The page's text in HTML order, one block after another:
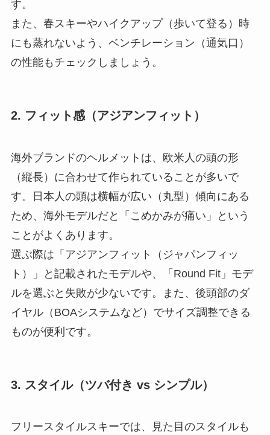
す。
また、春スキーやハイクアップ（歩いて登る）時
にも蒸れないよう、ベンチレーション（通気口）
の性能もチェックしましょう。
2. フィット感（アジアンフィット）
海外ブランドのヘルメットは、欧米人の頭の形
（縦長）に合わせて作られていることが多いで
す。日本人の頭は横幅が広い（丸型）傾向にある
ため、海外モデルだと「こめかみが痛い」という
ことがよくあります。
選ぶ際は「アジアンフィット（ジャパンフィッ
ト）」と記載されたモデルや、「Round Fit」モデ
ルを選ぶと失敗が少ないです。また、後頭部のダ
イヤル（BOAシステムなど）でサイズ調整できる
ものが便利です。
3. スタイル（ツバ付き vs シンプル）
フリースタイルスキーでは、見た目のスタイルも